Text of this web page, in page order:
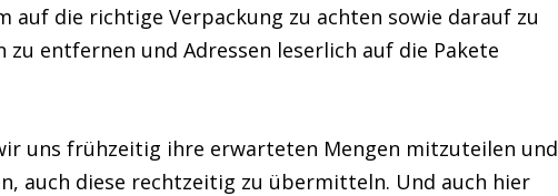
auf die richtige Verpackung zu achten sowie darauf zu
zu entfernen und Adressen leserlich auf die Pakete
uns frühzeitig ihre erwarteten Mengen mitzuteilen und
auch diese rechtzeitig zu übermitteln. Und auch hier